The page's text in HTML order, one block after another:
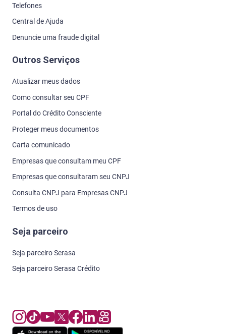
Telefones
Central de Ajuda
Denuncie uma fraude digital
Outros Serviços
Atualizar meus dados
Como consultar seu CPF
Portal do Crédito Consciente
Proteger meus documentos
Carta comunicado
Empresas que consultam meu CPF
Empresas que consultaram seu CNPJ
Consulta CNPJ para Empresas CNPJ
Termos de uso
Seja parceiro
Seja parceiro Serasa
Seja parceiro Serasa Crédito